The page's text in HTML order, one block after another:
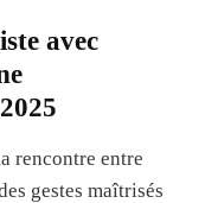
avec
rencontre entre
gestes maîtrisés